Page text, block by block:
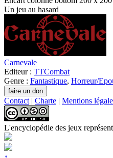
Un jeu au hasard
Carnevale
Editeur : TTCombat
Genre : Fantastique, Horreur/
Contact | Charte | Mentions
L'encyclopédie des jeux